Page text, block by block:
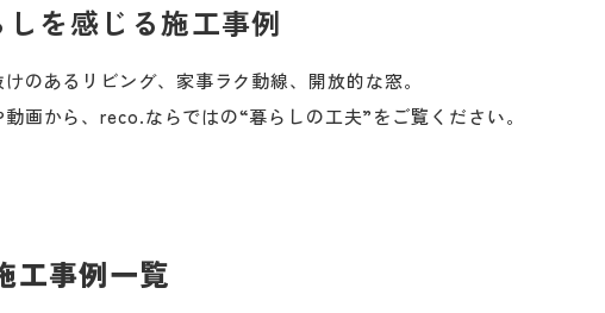
しを感じる施工事例
のあるリビング、家事ラク動線、開放的な窓。
画から、reco.ならではの“暮らしの工夫”をご覧ください。
工事例一覧